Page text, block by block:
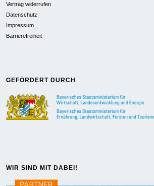
Vertrag widerrufen
Datenschutz
Impressum
Barrierefreiheit
GEFÖRDERT DURCH
WIR SIND MIT DABEI!